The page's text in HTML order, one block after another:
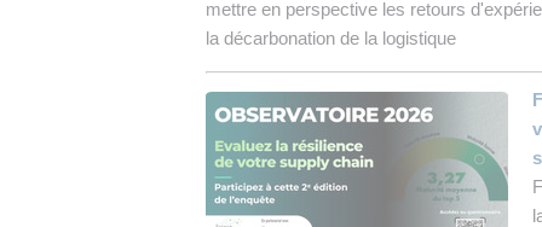
TOUTES LES
INTERVIEWS
👉 PRENDRE LA
PAROLE
👉 PLANNING
EDITORIAL
INTRALOGISTIQUE
• PRESTATION
• RECRUTEMENT
👉 INSCRIRE SA
SOCIÉTÉ
mettre en perspective les retours
la décarbonation de la logistique